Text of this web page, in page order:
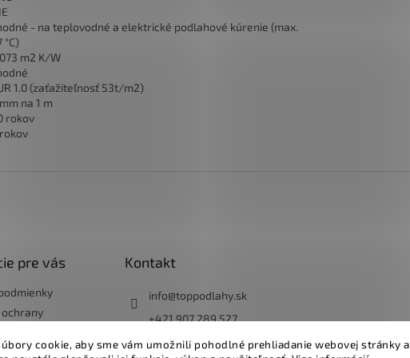
cookie, aby sme vám umožnili pohodlné prehliadanie webovej stránky a
- na teplovodné a elektrické podlahové kúrenie (max.
°C)
m2 K/W
1.0 (zaťažiteľnosť 53t/m2)
na 1 m
rokov
pre vás
ochrany
Kontakt
info@toppodlahy.sk
+421 907 289 527